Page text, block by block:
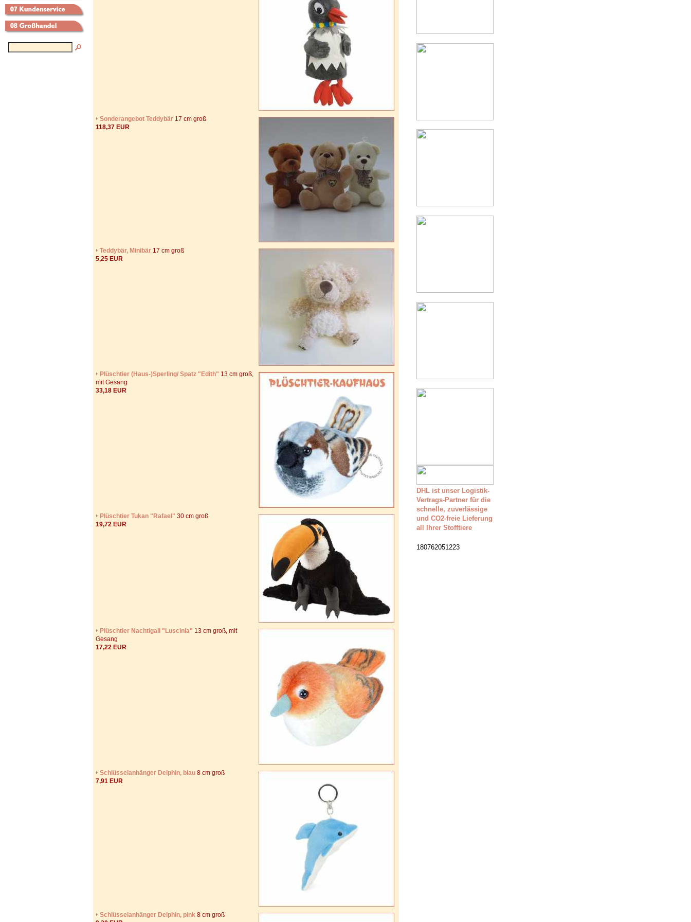
Sonderangebot Teddybär 17 cm groß
118,37 EUR
Teddybär, Minibär 17 cm groß
5,25 EUR
Plüschtier (Haus-)Sperling/ Spatz "Edith" 13 cm groß,
mit Gesang
33,18 EUR
Plüschtier Tukan "Rafael" 30 cm groß
19,72 EUR
Plüschtier Nachtigall "Luscinia" 13 cm groß, mit
Gesang
17,22 EUR
Schlüsselanhänger Delphin, blau 8 cm groß
7,91 EUR
Schlüsselanhänger Delphin, pink 8 cm groß
DHL ist unser Logistik-
Vertrags-Partner für die
schnelle, zuverlässige
und CO2-freie Lieferung
all Ihrer Stofftiere
180762051223